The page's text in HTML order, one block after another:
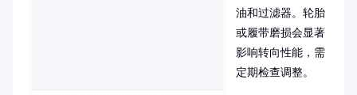
油和过滤器。轮胎
或履带磨损会显著
影响转向性能，需
定期检查调整。